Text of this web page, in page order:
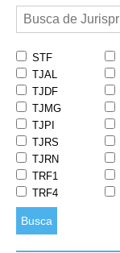
STF
TJAL
TJDF
TJMG
TJPI
TJRS
TJRN
TRF1
TRF4
Busca